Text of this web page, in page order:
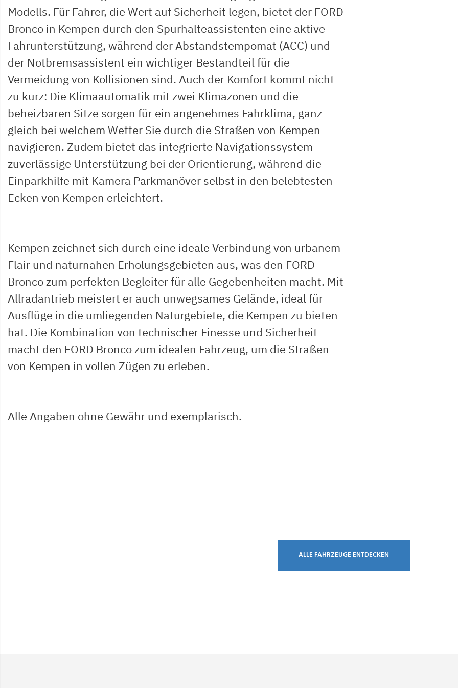
Modells. Für Fahrer, die Wert auf Sicherheit legen, bietet der FORD
Bronco in Kempen durch den Spurhalteassistenten eine aktive
Fahrunterstützung, während der Abstandstempomat (ACC) und
der Notbremsassistent ein wichtiger Bestandteil für die
Vermeidung von Kollisionen sind. Auch der Komfort kommt nicht
zu kurz: Die Klimaautomatik mit zwei Klimazonen und die
beheizbaren Sitze sorgen für ein angenehmes Fahrklima, ganz
gleich bei welchem Wetter Sie durch die Straßen von Kempen
navigieren. Zudem bietet das integrierte Navigationssystem
zuverlässige Unterstützung bei der Orientierung, während die
Einparkhilfe mit Kamera Parkmanöver selbst in den belebtesten
Ecken von Kempen erleichtert.
Kempen zeichnet sich durch eine ideale Verbindung von urbanem
Flair und naturnahen Erholungsgebieten aus, was den FORD
Bronco zum perfekten Begleiter für alle Gegebenheiten macht. Mit
Allradantrieb meistert er auch unwegsames Gelände, ideal für
Ausflüge in die umliegenden Naturgebiete, die Kempen zu bieten
hat. Die Kombination von technischer Finesse und Sicherheit
macht den FORD Bronco zum idealen Fahrzeug, um die Straßen
von Kempen in vollen Zügen zu erleben.
Alle Angaben ohne Gewähr und exemplarisch.
ALLE FAHRZEUGE ENTDECKEN